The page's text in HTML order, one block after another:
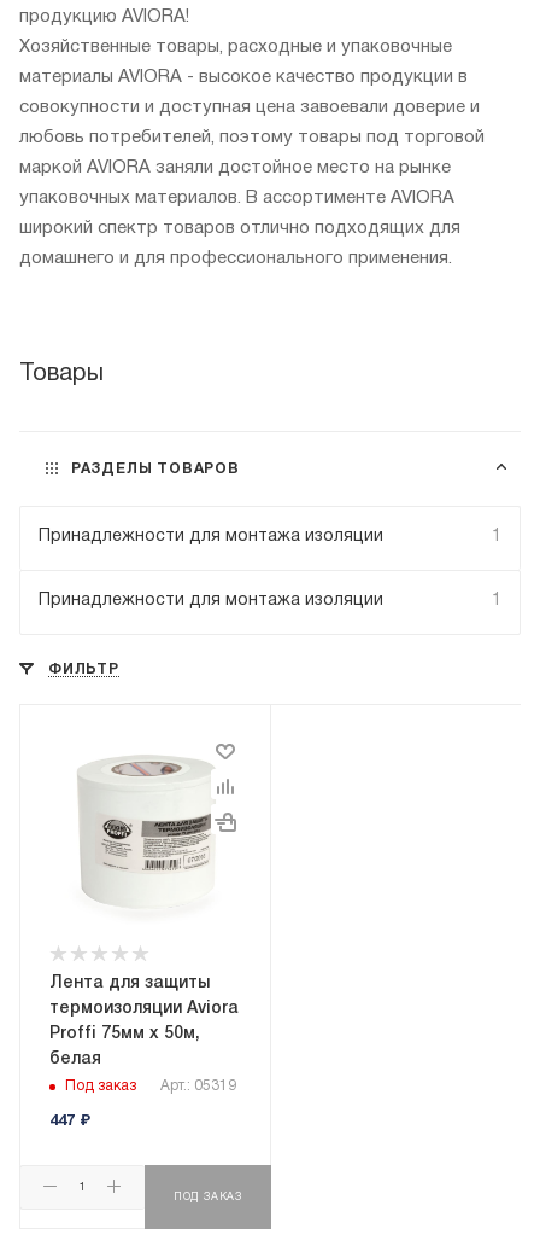
продукцию AVIORA!
Хозяйственные товары, расходные и упаковочные
материалы AVIORA - высокое качество продукции в
совокупности и доступная цена завоевали доверие и
любовь потребителей, поэтому товары под торговой
маркой AVIORA заняли достойное место на рынке
упаковочных материалов. В ассортименте AVIORA
широкий спектр товаров отлично подходящих для
домашнего и для профессионального применения.
Товары
РАЗДЕЛЫ ТОВАРОВ
Принадлежности для монтажа изоляции 1
Принадлежности для монтажа изоляции 1
ФИЛЬТР
Лента для защиты
термоизоляции Aviora
Proffi 75мм х 50м,
белая
Под заказ Арт.: 05319
447 ₽
ПОД ЗАКАЗ